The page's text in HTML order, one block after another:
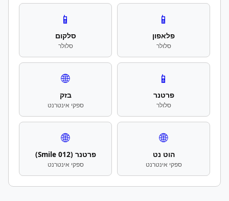
📱
פלאפון
סלולר
📱
סלקום
סלולר
📱
פרטנר
סלולר
🌐
בזק
ספקי אינטרנט
🌐
הוט נט
ספקי אינטרנט
🌐
פרטנר (012 Smile)
ספקי אינטרנט